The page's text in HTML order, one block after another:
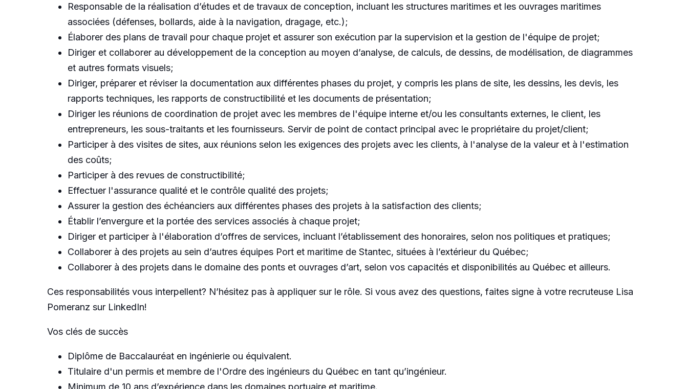
Responsable de la réalisation d’études et de travaux de conception, incluant les structures maritimes et les ouvrages maritimes
associées (défenses, bollards, aide à la navigation, dragage, etc.);
Élaborer des plans de travail pour chaque projet et assurer son exécution par la supervision et la gestion de l'équipe de projet;
Diriger et collaborer au développement de la conception au moyen d’analyse, de calculs, de dessins, de modélisation, de diagrammes
et autres formats visuels;
Diriger, préparer et réviser la documentation aux différentes phases du projet, y compris les plans de site, les dessins, les devis, les
rapports techniques, les rapports de constructibilité et les documents de présentation;
Diriger les réunions de coordination de projet avec les membres de l'équipe interne et/ou les consultants externes, le client, les
entrepreneurs, les sous-traitants et les fournisseurs. Servir de point de contact principal avec le propriétaire du projet/client;
Participer à des visites de sites, aux réunions selon les exigences des projets avec les clients, à l'analyse de la valeur et à l'estimation
des coûts;
Participer à des revues de constructibilité;
Effectuer l'assurance qualité et le contrôle qualité des projets;
Assurer la gestion des échéanciers aux différentes phases des projets à la satisfaction des clients;
Établir l’envergure et la portée des services associés à chaque projet;
Diriger et participer à l'élaboration d’offres de services, incluant l’établissement des honoraires, selon nos politiques et pratiques;
Collaborer à des projets au sein d’autres équipes Port et maritime de Stantec, situées à l’extérieur du Québec;
Collaborer à des projets dans le domaine des ponts et ouvrages d’art, selon vos capacités et disponibilités au Québec et ailleurs.
Ces responsabilités vous interpellent? N’hésitez pas à appliquer sur le rôle. Si vous avez des questions, faites signe à votre recruteuse Lisa
Pomeranz sur LinkedIn!
Vos clés de succès
Diplôme de Baccalauréat en ingénierie ou équivalent.
Titulaire d'un permis et membre de l'Ordre des ingénieurs du Québec en tant qu’ingénieur.
Minimum de 10 ans d’expérience dans les domaines portuaire et maritime.